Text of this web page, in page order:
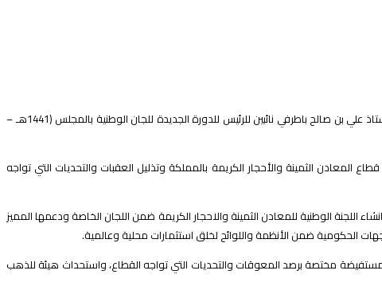
انتخبت اللجنة الوطنية للمعادن الثمينة والاحجار الكريمة بمجلس الغرف السعودية، الأستاذ كريم بن شحاذة العنزي رئيساً لها، والمهندس عبد الغني بكر الصائغ والأستاذ علي بن صالح باطرفي نائبين للرئيس للدورة الجديدة للجان الوطنية بالمجلس (1441هـ –
المعادن الثمينة والأحجار الكريمة بالمملكة وتذليل العقبات والتحديات التي تواجه
الوطنية للمعادن الثمينة والاحجار الكريمة ضمن اللجان الخاصة ودعمها المميز
الحكومية ضمن الأنظمة واللوائح لخلق استثمارات محلية وعالمية.
مستفيضة مختصة برصد المعوقات والتحديات التي تواجه القطاع، واستحداث هيئة للذهب